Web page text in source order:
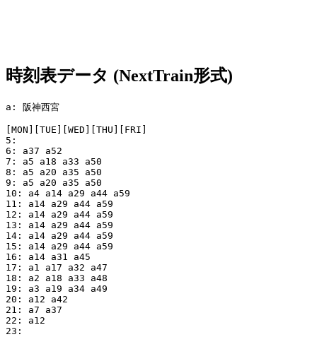
時刻表データ (NextTrain形式)
a: 阪神西宮
[MON][TUE][WED][THU][FRI]
5:
6: a37 a52
7: a5 a18 a33 a50
8: a5 a20 a35 a50
9: a5 a20 a35 a50
10: a4 a14 a29 a44 a59
11: a14 a29 a44 a59
12: a14 a29 a44 a59
13: a14 a29 a44 a59
14: a14 a29 a44 a59
15: a14 a29 a44 a59
16: a14 a31 a45
17: a1 a17 a32 a47
18: a2 a18 a33 a48
19: a3 a19 a34 a49
20: a12 a42
21: a7 a37
22: a12
23: